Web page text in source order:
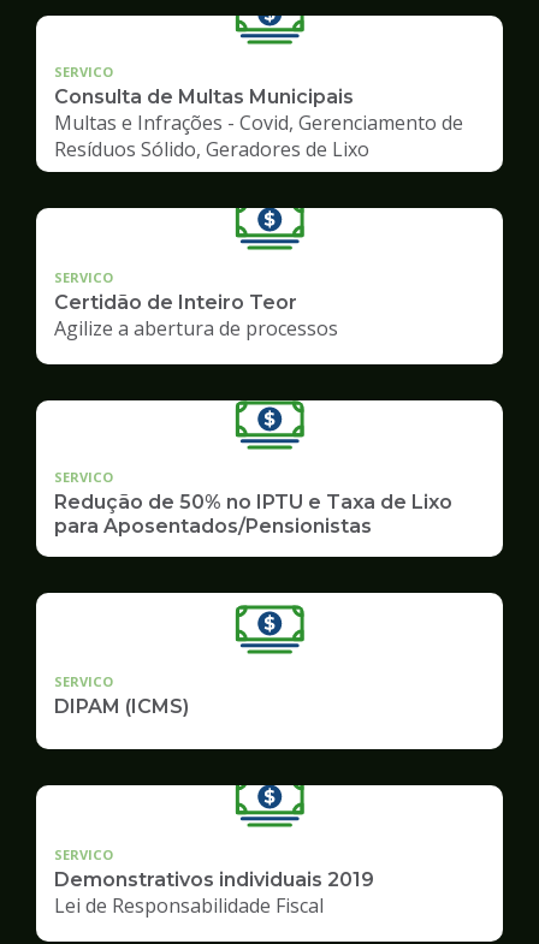
SERVICO
Consulta de Multas Municipais
Multas e Infrações - Covid, Gerenciamento de
Resíduos Sólido, Geradores de Lixo
SERVICO
Certidão de Inteiro Teor
Agilize a abertura de processos
SERVICO
Redução de 50% no IPTU e Taxa de Lixo
para Aposentados/Pensionistas
SERVICO
DIPAM (ICMS)
SERVICO
Demonstrativos individuais 2019
Lei de Responsabilidade Fiscal